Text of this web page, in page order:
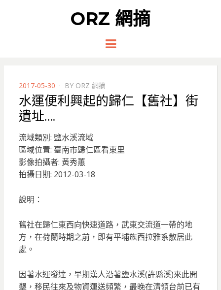
ORZ 網摘
Menu
POSTED
ON
2017-05-30 BY ORZ 網摘
水運便利興起的歸仁【舊社】街
遺址….
流域類別: 鹽水溪流域
區域位置: 臺南市歸仁區看東里
影像拍攝者: 黃秀蕙
拍攝日期: 2012-03-18
說明：
舊社在歸仁東西向快速道路，武東交流道一帶的地
方，在荷蘭時期之前，即有平埔族西拉雅系散居此
處。
因著水運發達，早期漢人沿著鹽水溪(許縣溪)來此開
墾，移民往來及物資運送頻繁，最晚在清領台前已有